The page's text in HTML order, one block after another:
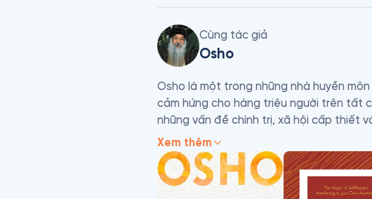
Cùng tác giả
Osho
Osho là một trong những nhà huyền
cảm hứng cho hàng triệu người trên tất
những vấn đề chính trị, xã hội cấp thiết
cùng nghệ thuật kể chuyện bậc thầy
một cách rõ ràng và thông suốt.
Xem thêm